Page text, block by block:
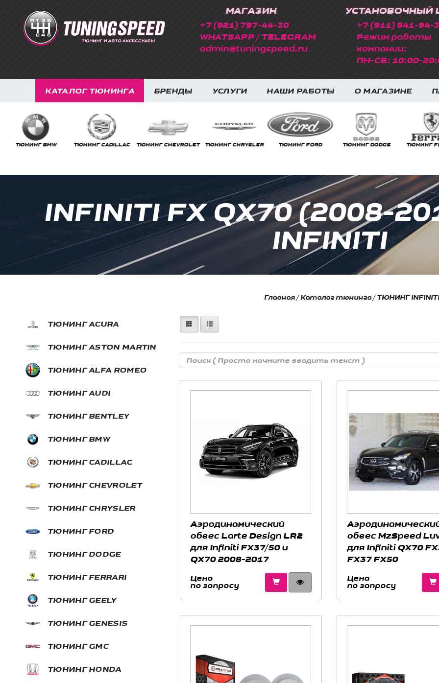
МАГАЗИН
+7 (921) 797-44-30
WHATSAPP / TELEGRAM
admin@tuningspeed.ru
УСТАНОВОЧНЫЙ
+7 (911) 941-94-
Режим работы
компании:
ПН-СБ: 10:00-
КАТАЛОГ ТЮНИНГА БРЕНДЫ УСЛУГИ НАШИ РАБОТЫ О МАГАЗИНЕ
ТЮНИНГ BMW ТЮНИНГ CADILLAC ТЮНИНГ CHEVROLET ТЮНИНГ CHRYSLER ТЮНИНГ FORD ТЮНИНГ DODGE ТЮНИНГ
INFINITI FX QX70 (2008-
INFINITI
ТЮНИНГ ACURA
ТЮНИНГ ASTON MARTIN
ТЮНИНГ ALFA ROMEO
ТЮНИНГ AUDI
ТЮНИНГ BENTLEY
ТЮНИНГ BMW
ТЮНИНГ CADILLAC
ТЮНИНГ CHEVROLET
ТЮНИНГ CHRYSLER
ТЮНИНГ FORD
ТЮНИНГ DODGE
ТЮНИНГ FERRARI
ТЮНИНГ GEELY
ТЮНИНГ GENESIS
ТЮНИНГ GMC
ТЮНИНГ HONDA
Главная/Каталог тюнинга/ТЮНИНГ INFINITI
Аэродинамический
обвес Larte Design LR2
для Infiniti FX37/50 и
QX70 2008-2017
Цена
по запросу
обвес MzSpeed
для Infiniti QX70
FX37 FX50
Цена
по запросу